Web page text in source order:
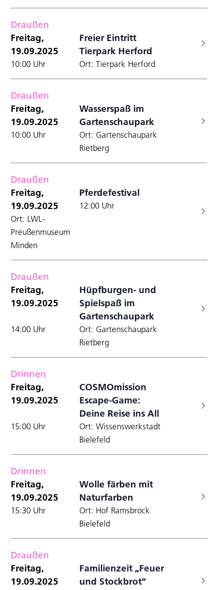
Draußen
Freitag,
19.09.2025
Freier Eintritt
Tierpark Herford
10:00 Uhr Ort: Tierpark Herford
Draußen
Freitag,
19.09.2025
Wasserspaß im
Gartenschaupark
10:00 Uhr
Ort: Gartenschaupark
Rietberg
Draußen
Freitag,
19.09.2025
Pferdefestival
12:00 Uhr
Ort: LWL-
Preußenmuseum
Minden
Draußen
Freitag,
19.09.2025
Hüpfburgen- und
Spielspaß im
Gartenschaupark
14:00 Uhr
Ort: Gartenschaupark
Rietberg
Drinnen
Freitag,
19.09.2025
COSMOmission
Escape-Game:
Deine Reise ins All
15:00 Uhr
Ort: Wissenswerkstadt
Bielefeld
Drinnen
Freitag,
19.09.2025
Wolle färben mit
Naturfarben
15:30 Uhr
Ort: Hof Ramsbrock
Bielefeld
Draußen
Freitag,
19.09.2025
Familienzeit „Feuer
und Stockbrot“